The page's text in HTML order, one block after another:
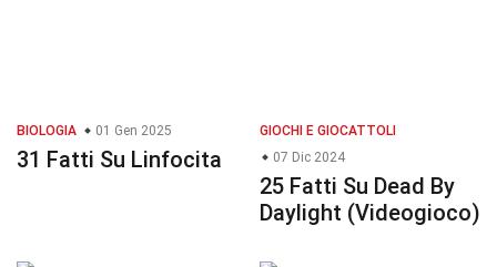
BIOLOGIA 01 Gen 2025
31 Fatti Su Linfocita
GIOCHI E GIOCATTOLI
07 Dic 2024
25 Fatti Su Dead By
Daylight (Videogioco)